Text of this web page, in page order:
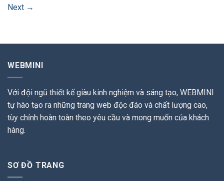
Next →
WEBMINI
Với đội ngũ thiết kế giàu kinh nghiệm và sáng tạo, WEBMINI
tự hào tạo ra những trang web độc đáo và chất lượng cao,
tùy chỉnh hoàn toàn theo yêu cầu và mong muốn của khách
hàng.
SƠ ĐỒ TRANG